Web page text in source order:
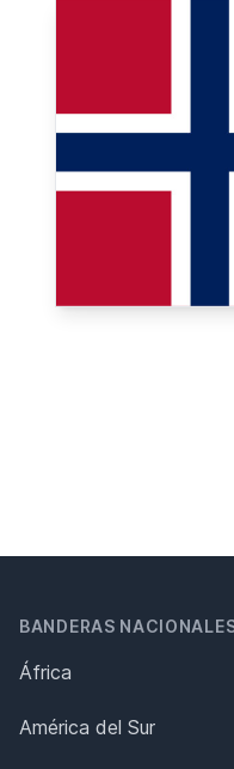
BANDERAS
África
América del Sur